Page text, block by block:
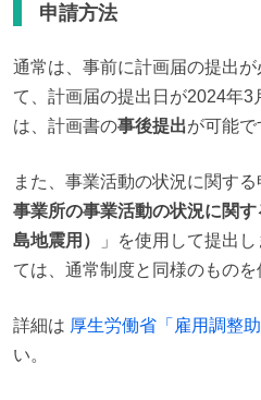
申請方法
通常は、事前に計画届の提出
て、計画届の提出日が2024年
は、計画書の事後提出が可能で
また、事業活動の状況に関する
事業所の事業活動の状況に関
島地震用）
」を使用して提出
ては、通常制度と同様のものを
詳細は 厚生労働省「雇用調整助
い。